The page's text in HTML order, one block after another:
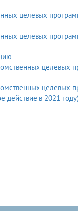
целевых
целевых
целевых
целевых
действие в 2021 году)